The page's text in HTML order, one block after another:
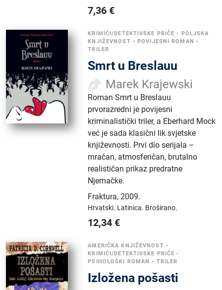
7,36 €
KRIMIĆI/DETEKTIVSKE PRIČE • POLJSKA
KNJIŽEVNOST •POVIJESNI ROMAN •
TRILER
Smrt u Breslauu
Marek Krajewski
Roman Smrt u Breslauu
prvorazredni je povijesni
kriminalistički triler, a Eberhard Mock
već je sada klasični lik svjetske
književnosti. Prvi dio serijala –
mračan, atmosferičan, brutalno
realističan prikaz predratne
Njemačke.
Fraktura,2009.
Hrvatski. Latinica. Broširano.
12,34 €
AMERIČKA KNJIŽEVNOST •
KRIMIĆI/DETEKTIVSKE PRIČE •
PSIHOLOŠKI ROMAN • TRILER
Izložena pošasti